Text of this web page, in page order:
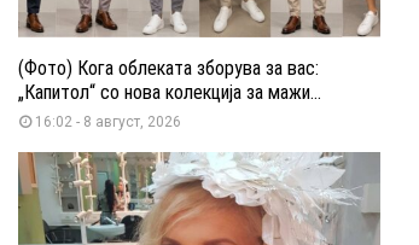
(Фото) Кога облеката зборува за вас:
„Капитол“ со нова колекција за мажи...
16:02 - 8 август, 2026